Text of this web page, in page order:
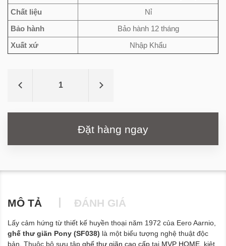
Chất liệu
Nỉ
Bảo hành
Bảo hành 12 tháng
Xuất xứ
Nhập Khẩu
Đặt hàng ngay
MÔ TẢ ĐÁNH GIÁ
Lấy cảm hứng từ thiết kế huyền thoại năm 1972 của Eero Aarnio,
ghế thư giãn Pony (SF038) là một biểu tượng nghệ thuật độc
bản. Thuộc bộ sưu tập ghế thư giãn cao cấp tại MVP HOME , kiệt